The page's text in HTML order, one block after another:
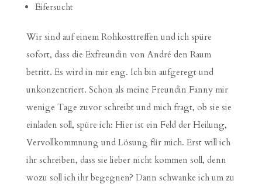
Eifersucht
Wir sind auf einem Rohkosttreffen und ich spüre
sofort, dass die Exfreundin von André den Raum
betritt. Es wird in mir eng. Ich bin aufgeregt und
unkonzentriert. Schon als meine Freundin Fanny mir
wenige Tage zuvor schreibt und mich fragt, ob sie sie
einladen soll, spüre ich: Hier ist ein Feld der Heilung,
Vervollkommnung und Lösung für mich. Erst will ich
ihr schreiben, dass sie lieber nicht kommen soll, denn
wozu soll ich ihr begegnen? Dann schwanke ich um zu